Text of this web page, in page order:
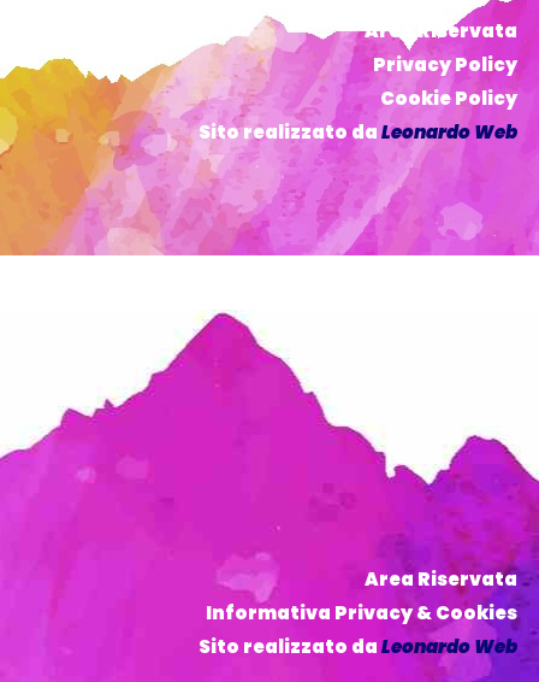
Area Riservata
Privacy Policy
Cookie Policy
Sito realizzato daLeonardo Web
Area Riservata
Informativa Privacy & Cookies
Sito realizzato daLeonardo Web